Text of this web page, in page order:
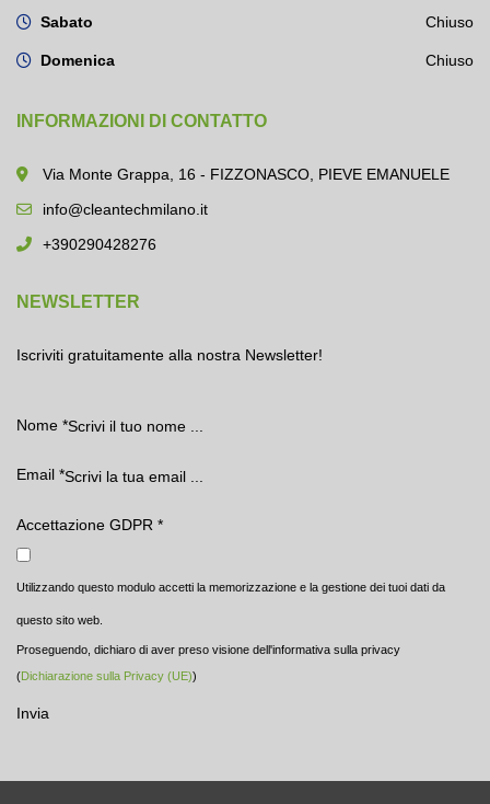
Sabato Chiuso
Domenica Chiuso
INFORMAZIONI DI CONTATTO
Via Monte Grappa, 16 - FIZZONASCO, PIEVE EMANUELE
info@cleantechmilano.it
+390290428276
NEWSLETTER
Iscriviti gratuitamente alla nostra Newsletter!
Nome *
Email *
Accettazione GDPR *
Utilizzando questo modulo accetti la memorizzazione e la gestione dei tuoi dati da
questo sito web.
Proseguendo, dichiaro di aver preso visione dell'informativa sulla privacy
(Dichiarazione sulla Privacy (UE))
Invia